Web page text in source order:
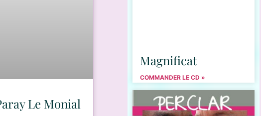
Le Monial
Magnificat
COMMANDER LE CD »